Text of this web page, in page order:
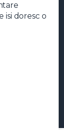
isi doresc o